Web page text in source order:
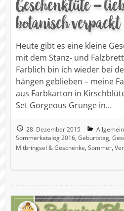
Geschenktüte –
botanisch verpackt
Heute gibt es eine kleine
mit dem Stanz- und
Farblich bin ich wieder bei
hängen geblieben – meine
aus Farbkarton in
Set Gorgeous Grunge in…
28. Dezember 2015 Allgemein
Sommerkatalog 2016, Geburtstag,
Mitbringsel & Geschenke, Sommer,